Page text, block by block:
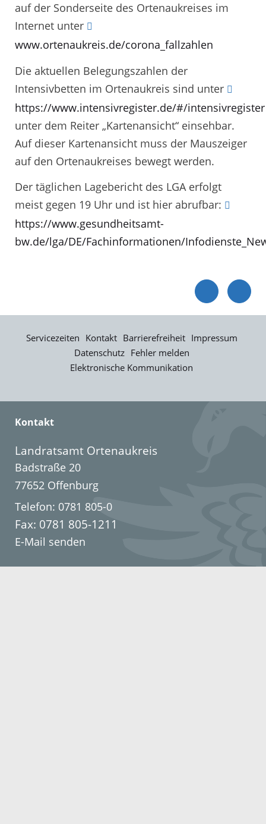
auf der Sonderseite des Ortenaukreises im
Internet unter
www.ortenaukreis.de/corona_fallzahlen
Die aktuellen Belegungszahlen der
Intensivbetten im Ortenaukreis sind unter
https://www.intensivregister.de/#/intensivregister
unter dem Reiter „Kartenansicht“ einsehbar.
Auf dieser Kartenansicht muss der Mauszeiger
auf den Ortenaukreises bewegt werden.
Der täglichen Lagebericht des LGA erfolgt
meist gegen 19 Uhr und ist hier abrufbar:
https://www.gesundheitsamt-
bw.de/lga/DE/Fachinformationen/
Servicezeiten Kontakt Barrierefreiheit Impressum
Datenschutz Fehler melden
Elektronische Kommunikation
Kontakt
Landratsamt Ortenaukreis
Badstraße 20
77652 Offenburg
Telefon: 0781 805-0
Fax: 0781 805-1211
E-Mail senden